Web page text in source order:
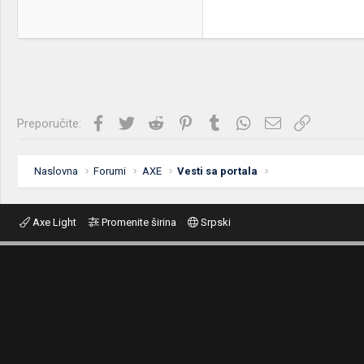
Preporučite: Facebook
Twitter Reddit PinterestTumblrWhatsApp
Imejl Link
Naslovna Forumi AXE Vesti sa portala
Axe Light Promenite širina Srpski